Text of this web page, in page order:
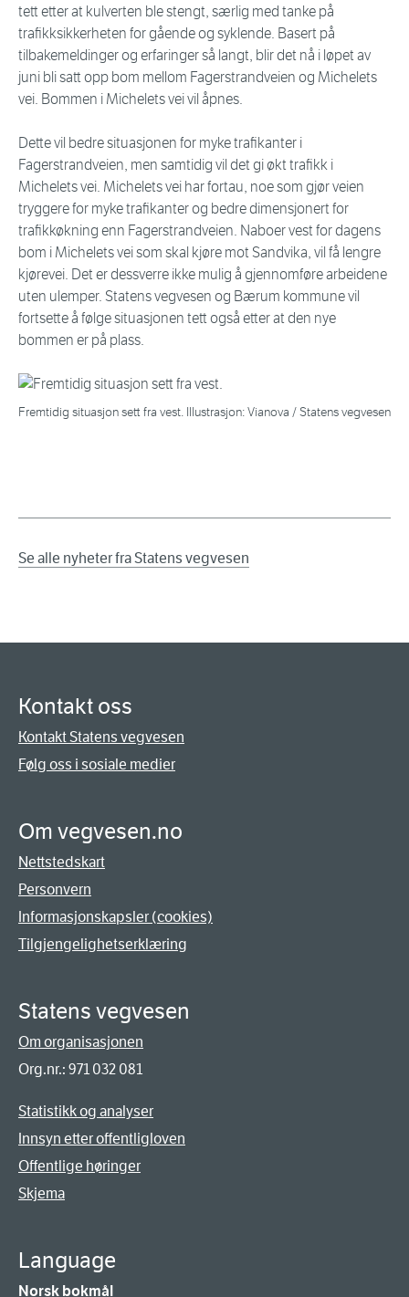
tett etter at kulverten ble stengt, særlig med tanke på
trafikksikkerheten for gående og syklende. Basert på
tilbakemeldinger og erfaringer så langt, blir det nå i løpet av
juni bli satt opp bom mellom Fagerstrandveien og Michelets
vei. Bommen i Michelets vei vil åpnes.
Dette vil bedre situasjonen for myke trafikanter i
Fagerstrandveien, men samtidig vil det gi økt trafikk i
Michelets vei. Michelets vei har fortau, noe som gjør veien
tryggere for myke trafikanter og bedre dimensjonert for
trafikkøkning enn Fagerstrandveien. Naboer vest for dagens
bom i Michelets vei som skal kjøre mot Sandvika, vil få lengre
kjørevei. Det er dessverre ikke mulig å gjennomføre arbeidene
uten ulemper. Statens vegvesen og Bærum kommune vil
fortsette å følge situasjonen tett også etter at den nye
bommen er på plass.
Fremtidig situasjon sett fra vest. Illustrasjon: Vianova / Statens vegvesen
Se alle nyheter fra Statens vegvesen
Kontakt oss
Kontakt Statens vegvesen
Følg oss i sosiale medier
Om vegvesen.no
Nettstedskart
Personvern
Informasjonskapsler (cookies)
Tilgjengelighetserklæring
Statens vegvesen
Om organisasjonen
Org.nr.: 971 032 081
Statistikk og analyser
Innsyn etter offentligloven
Offentlige høringer
Skjema
Language
Norsk bokmål